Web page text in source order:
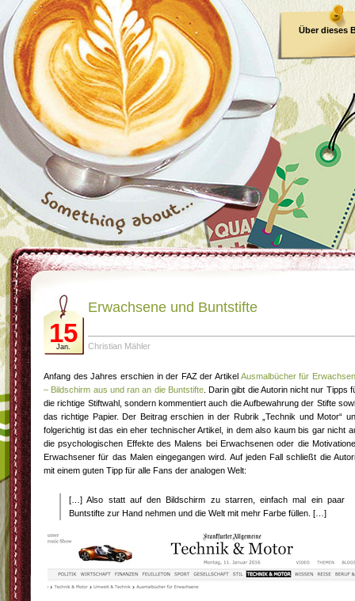
Über dieses
15
Jan.
Erwachsene und Buntstifte
Christian Mähler
Anfang des Jahres erschien in der FAZ der Artikel Ausmalbücher für
– Bildschirm aus und ran an die Buntstifte. Darin gibt die Autorin nicht nur Tipps
die richtige Stiftwahl, sondern kommentiert auch die Aufbewahrung der Stifte
das richtige Papier. Der Beitrag erschien in der Rubrik „Technik und Motor“
folgerichtig ist das ein eher technischer Artikel, in dem also kaum bis gar nicht
die psychologischen Effekte des Malens bei Erwachsenen oder die
Erwachsener für das Malen eingegangen wird. Auf jeden Fall schließt die
mit einem guten Tipp für alle Fans der analogen Welt:
[…] Also statt auf den Bildschirm zu starren, einfach mal ein paar
Buntstifte zur Hand nehmen und die Welt mit mehr Farbe füllen. […]